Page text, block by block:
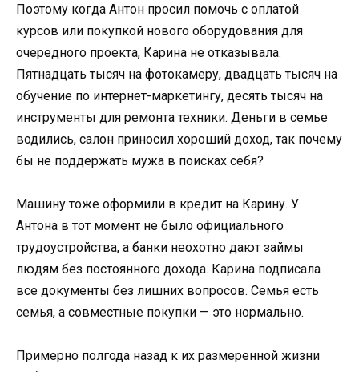
Поэтому когда Антон просил помочь с оплатой
курсов или покупкой нового оборудования для
очередного проекта, Карина не отказывала.
Пятнадцать тысяч на фотокамеру, двадцать тысяч на
обучение по интернет-маркетингу, десять тысяч на
инструменты для ремонта техники. Деньги в семье
водились, салон приносил хороший доход, так почему
бы не поддержать мужа в поисках себя?
Машину тоже оформили в кредит на Карину. У
Антона в тот момент не было официального
трудоустройства, а банки неохотно дают займы
людям без постоянного дохода. Карина подписала
все документы без лишних вопросов. Семья есть
семья, а совместные покупки — это нормально.
Примерно полгода назад к их размеренной жизни